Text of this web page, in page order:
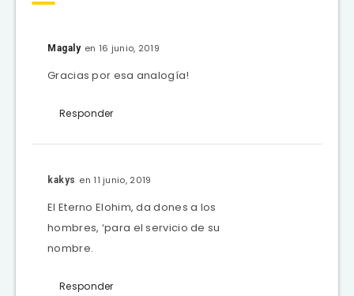
Magaly en 16 junio, 2019
Gracias por esa analogía!
Responder
kakys en 11 junio, 2019
El Eterno Elohim, da dones a los
hombres, ‘para el servicio de su
nombre.
Responder